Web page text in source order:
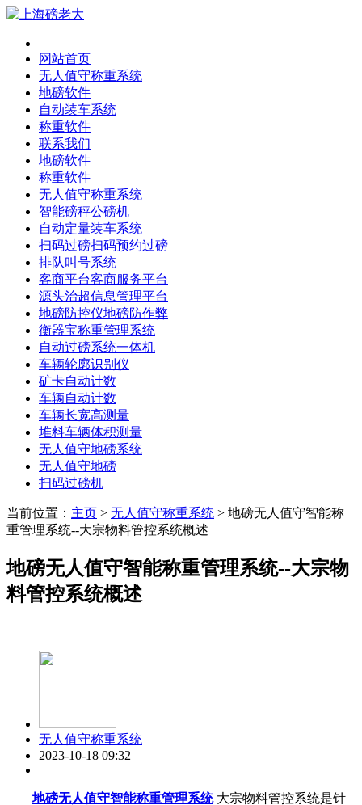
网站首页
无人值守称重系统
地磅软件
自动装车系统
称重软件
联系我们
地磅软件
称重软件
无人值守称重系统
智能磅秤公磅机
自动定量装车系统
扫码过磅扫码预约过磅
排队叫号系统
客商平台客商服务平台
源头治超信息管理平台
地磅防控仪地磅防作弊
衡器宝称重管理系统
自动过磅系统一体机
车辆轮廓识别仪
矿卡自动计数
车辆自动计数
车辆长宽高测量
堆料车辆体积测量
无人值守地磅系统
无人值守地磅
扫码过磅机
当前位置： 主页 > 无人值守称重系统 > 地磅无人值守智能称
重管理系统--大宗物料管控系统概述
地磅无人值守智能称重管理系统--大宗物
料管控系统概述
无人值守称重系统
2023-10-18 09:32
地磅无人值守智能称重管理系统大宗物料管控系统是针